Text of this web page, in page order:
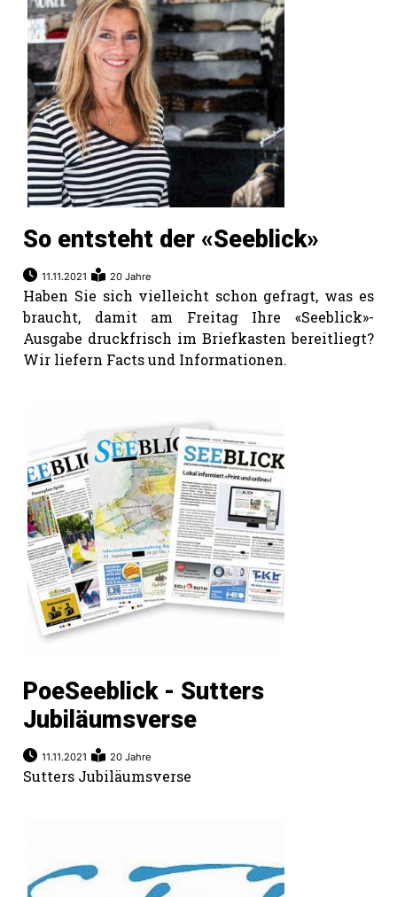
So entsteht der «Seeblick»
11.11.2021 20 Jahre
Haben Sie sich vielleicht schon gefragt, was es
braucht, damit am Freitag Ihre «Seeblick»-
Ausgabe druckfrisch im Brief­kasten bereitliegt?
Wir liefern Facts und Informationen.
PoeSeeblick - Sutters
Jubiläumsverse
11.11.2021 20 Jahre
Sutters Jubiläumsverse